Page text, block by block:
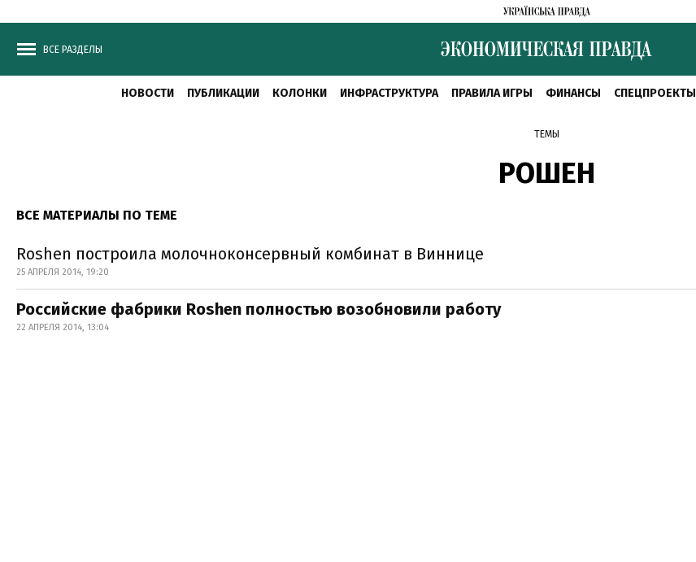
ВСЕ РАЗДЕЛЫ
НОВОСТИ ПУБЛИКАЦИИ КОЛОНКИ ИНФРАСТРУКТУРА ПРАВИЛА ИГРЫ ФИНАНСЫ СПЕЦПРОЕКТЫ
ТЕМЫ
РОШЕН
ВСЕ МАТЕРИАЛЫ ПО ТЕМЕ
Roshen построила молочноконсервный комбинат в Виннице
25 АПРЕЛЯ 2014, 19:20
Российские фабрики Roshen полностью возобновили работу
22 АПРЕЛЯ 2014, 13:04